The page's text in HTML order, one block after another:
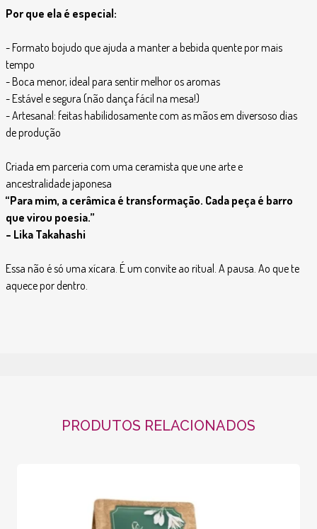
Por que ela é especial:
- Formato bojudo que ajuda a manter a bebida quente por mais
tempo
- Boca menor, ideal para sentir melhor os aromas
- Estável e segura (não dança fácil na mesa!)
- Artesanal: feitas habilidosamente com as mãos em diversoso dias
de produção
Criada em parceria com uma ceramista que une arte e
ancestralidade japonesa
“Para mim, a cerâmica é transformação. Cada peça é barro
que virou poesia.”
– Lika Takahashi
Essa não é só uma xícara. É um convite ao ritual. A pausa. Ao que te
aquece por dentro.
PRODUTOS RELACIONADOS